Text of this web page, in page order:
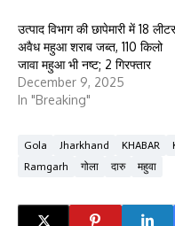
उत्पाद विभाग की छापेमारी में 18 लीटर
अवैध महुआ शराब जब्त, 110 किलो
जावा महुआ भी नष्ट; 2 गिरफ्तार
December 9, 2025
In "Breaking"
Gola Jharkhand KHABAR
Ramgarh
गोला दारु महुवा